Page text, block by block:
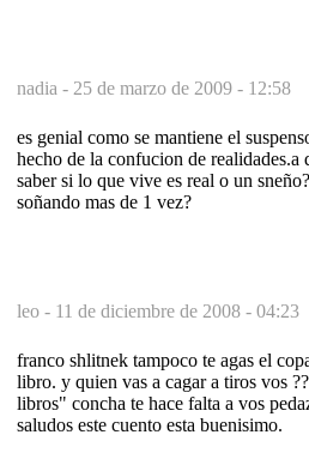
nadia - 25 de marzo de 2009 - 12:58
es genial como se mantiene el
hecho de la confucion de realidades.a
saber si lo que vive es real o un
soñando mas de 1 vez?
leo - 11 de diciembre de 2008 - 04:23
franco shlitnek tampoco te agas el
libro. y quien vas a cagar a tiros vos
libros" concha te hace falta a vos
saludos este cuento esta buenisimo.